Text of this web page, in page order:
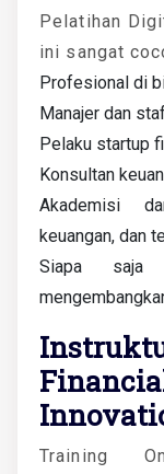
Pelatihan
ini sangat
Profesional di
Manajer dan
Pelaku startup
Konsultan
Akademisi
keuangan, dan
Siapa saja
Training